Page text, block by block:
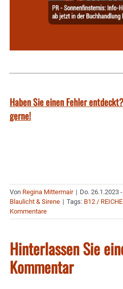
Haben Sie einen Fehler
gerne!
Von Regina Mittermair | Do. 26.1.2023
Blaulicht & Sirene | Tags: B12 /
Kommentare
Hinterlassen Sie
Kommentar